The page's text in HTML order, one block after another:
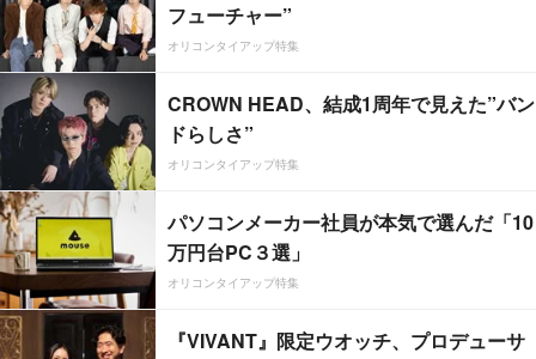
フューチャー”
オリコンタイアップ特集
CROWN HEAD、結成1周年で見えた”バン
ドらしさ”
オリコンタイアップ特集
パソコンメーカー社員が本気で選んだ「10
万円台PC３選」
オリコンタイアップ特集
『VIVANT』限定ウオッチ、プロデューサ